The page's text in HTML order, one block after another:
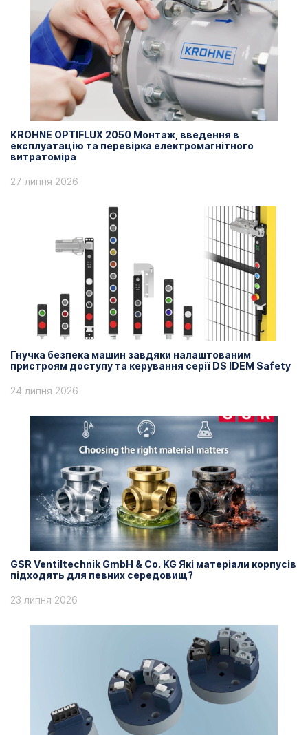
KROHNE OPTIFLUX 2050 Монтаж, введення в
експлуатацію та перевірка електромагнітного
витратоміра
27 липня 2026
Гнучка безпека машин завдяки налаштованим
пристроям доступу та керування серії DS IDEM Safety
24 липня 2026
GSR Ventiltechnik GmbH & Co. KG Які матеріали корпусів
підходять для певних середовищ?
23 липня 2026